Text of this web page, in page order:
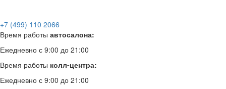
+7 (499) 110 2066
Время работы автосалона:
Ежедневно с 9:00 до 21:00
Время работы колл-центра:
Ежедневно с 9:00 до 21:00